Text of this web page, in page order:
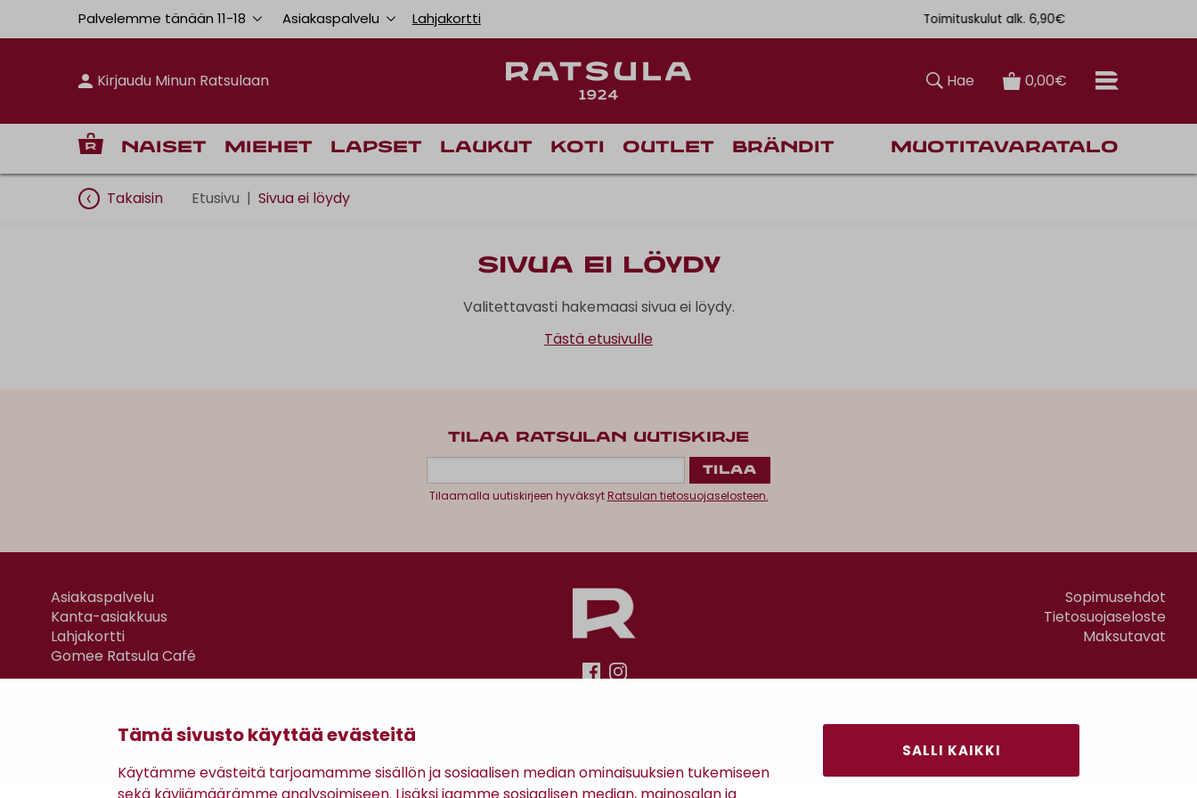
Tämä sivusto käyttää evästeitä
Käytämme evästeitä tarjoamamme sisällön ja sosiaalisen median ominaisuuksien tukemiseen
SALLI KAIKKI
Palvelemme tänään 11-18 Asiakaspalvelu Lahjakortti Toimituskulut alk. 6,90€
Kirjaudu Minun Ratsulaan Hae 0,00€
Naiset Miehet Lapset Laukut Koti Outlet Brändit Muotitavaratalo
Takaisin Etusivu | Sivua ei löydy
Sivua ei löydy
Valitettavasti hakemaasi sivua ei löydy.
Tästä etusivulle
TILAA RATSULAN UUTISKIRJE
Tilaamalla uutiskirjeen hyväksytRatsulan tietosuojaselosteen.
Asiakaspalvelu
Kanta-asiakkuus
Lahjakortti
Gomee Ratsula Café
Sopimusehdot
Tietosuojaseloste
Maksutavat